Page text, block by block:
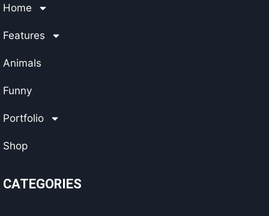
Home
Features
Animals
Funny
Portfolio
Shop
CATEGORIES